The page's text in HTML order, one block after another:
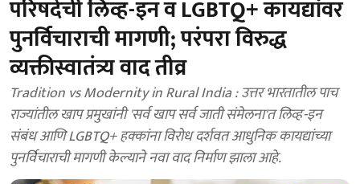
परिषदेची लिव्ह-इन व LGBTQ+ कायद्यांवर
पुनर्विचाराची मागणी; परंपरा विरुद्ध
व्यक्तीस्वातंत्र्य वाद तीव्र
Tradition vs Modernity in Rural India : उत्तर भारतातील पाच
राज्यांतील खाप प्रमुखांनी 'सर्व खाप सर्व जाती संमेलना'त लिव्ह-इन
संबंध आणि LGBTQ+ हक्कांना विरोध दर्शवत आधुनिक कायद्यांच्या
पुनर्विचाराची मागणी केल्याने नवा वाद निर्माण झाला आहे.